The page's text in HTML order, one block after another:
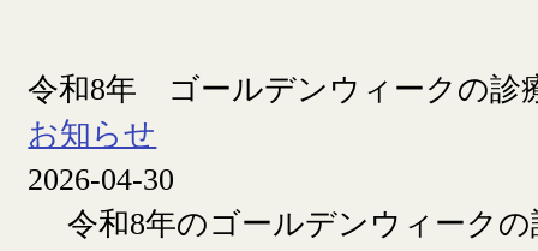
令和8年 ゴールデンウィークの診
お知らせ
2026-04-30
令和8年のゴールデンウィークの